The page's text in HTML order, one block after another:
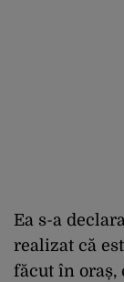
Ea s-a
realizat că
făcut în oraș,